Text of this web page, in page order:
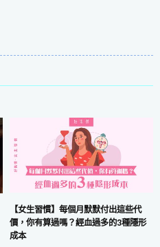
【女生習慣】每個月默默付出這些代
價，你有算過嗎？經血過多的3種隱形
成本